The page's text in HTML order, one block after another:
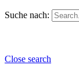
Suche nach:
Close search